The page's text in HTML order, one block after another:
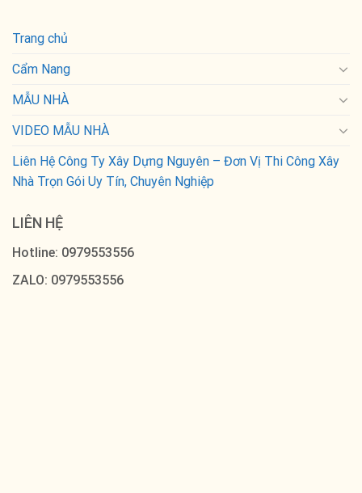
Trang chủ
Cẩm Nang
MẪU NHÀ
VIDEO MẪU NHÀ
Liên Hệ Công Ty Xây Dựng Nguyên – Đơn Vị Thi Công Xây
Nhà Trọn Gói Uy Tín, Chuyên Nghiệp
LIÊN HỆ
Hotline: 0979553556
ZALO: 0979553556